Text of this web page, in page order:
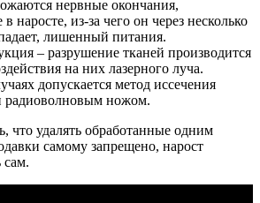
нервные окончания,
наросте, из-за чего он через несколько
лишенный питания.
– разрушение тканей производится
на них лазерного луча.
допускается метод иссечения
радиоволновым ножом.
что удалять обработанные одним
самому запрещено, нарост
сам.